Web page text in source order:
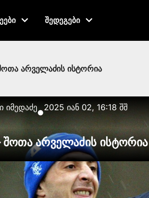
შედეგები
არველაძის ისტორია
Იმედაძე●2025 იან 02, 16:18 შშ
შოთა არველაძის ისტორია